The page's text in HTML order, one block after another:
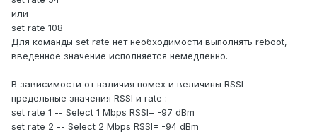
или
set rate 108
Для команды set rate нет необходимости выполнять reboot,
введенное значение исполняется немедленно.
В зависимости от наличия помех и величины RSSI
предельные значения RSSI и rate :
set rate 1 -- Select 1 Mbps RSSI= -97 dBm
set rate 2 -- Select 2 Mbps RSSI= -94 dBm